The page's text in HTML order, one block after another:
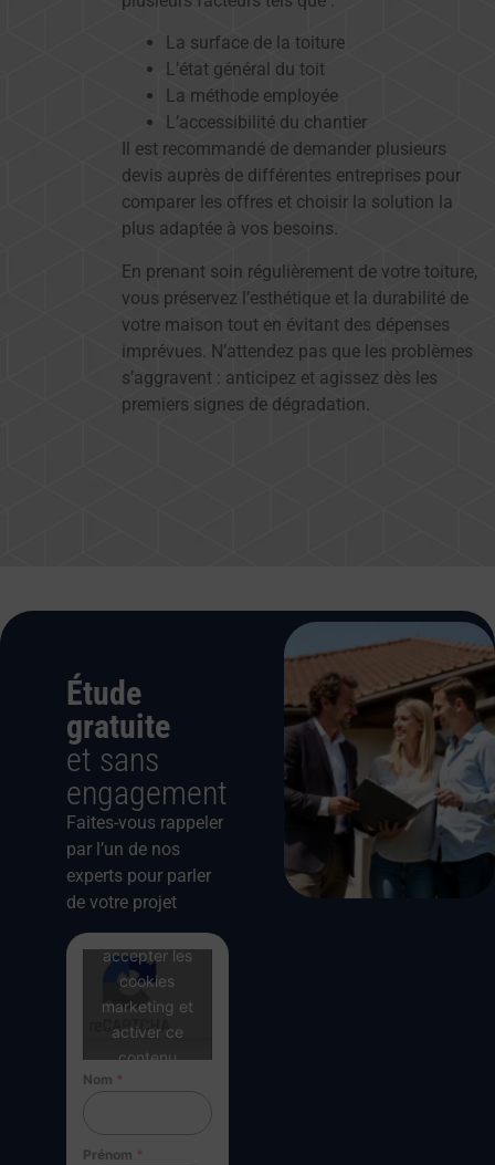
La surface de la toiture
L’état général du toit
La méthode employée
L’accessibilité du chantier
Il est recommandé de demander plusieurs
devis auprès de différentes entreprises pour
comparer les offres et choisir la solution la
plus adaptée à vos besoins.
En prenant soin régulièrement de votre toiture,
vous préservez l’esthétique et la durabilité de
votre maison tout en évitant des dépenses
imprévues. N’attendez pas que les problèmes
s’aggravent : anticipez et agissez dès les
premiers signes de dégradation.
Étude
gratuite
et sans
engagement
Faites-vous rappeler
par l’un de nos
experts pour parler
de votre projet
Cliquez pour
accepter les
cookies
marketing et
activer ce
contenu
Nom *
Prénom *